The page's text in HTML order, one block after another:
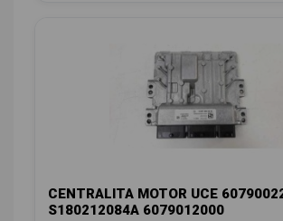
CENTRALITA MOTOR UCE
S180212084A 6079012000